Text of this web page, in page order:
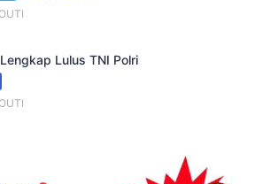
Lulus TNI Polri